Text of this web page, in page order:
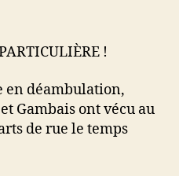
!
en déambulation,
Gambais ont vécu au
de rue le temps